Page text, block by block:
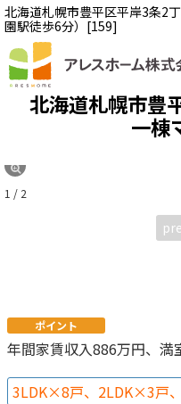
北海道札幌市豊平区平岸3条2
園駅徒歩6分）[159]
北海道札幌市豊
一棟
1 / 2
ポイント
年間家賃収入886万円、満
3LDK×8戸、2LDK×3戸